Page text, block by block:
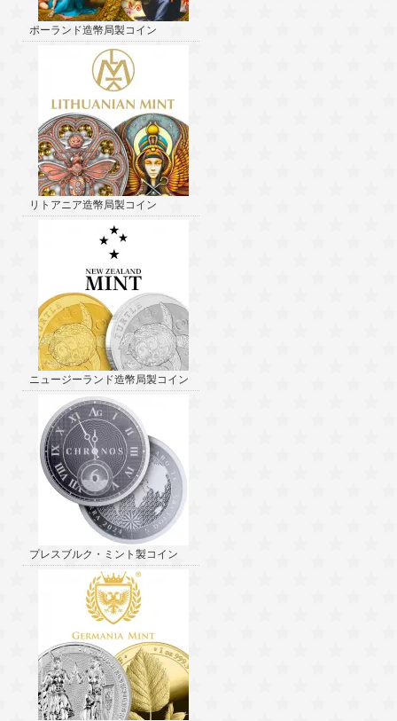
ポーランド造幣局製コイン
リトアニア造幣局製コイン
ニュージーランド造幣局製コイン
プレスブルク・ミント製コイン